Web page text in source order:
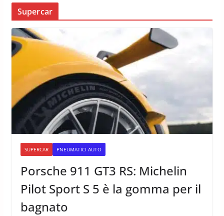
Supercar
SUPERCAR PNEUMATICI AUTO
Porsche 911 GT3 RS: Michelin
Pilot Sport S 5 è la gomma per il
bagnato